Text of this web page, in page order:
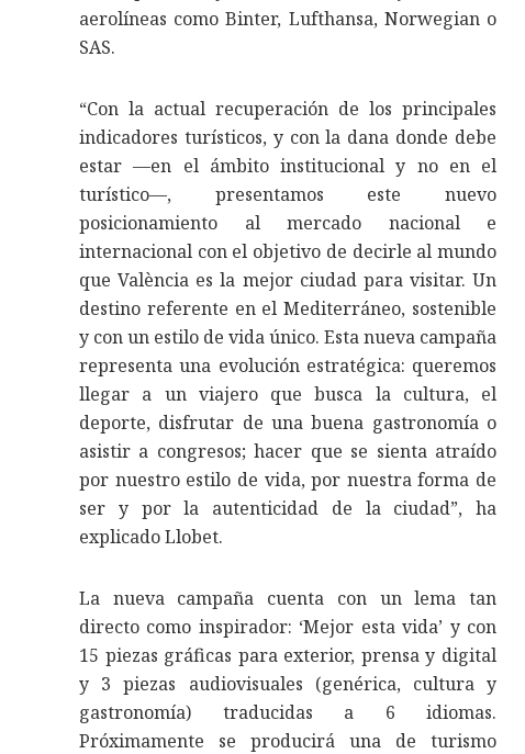
aerolíneas como Binter, Lufthansa, Norwegian o
SAS.
“Con la actual recuperación de los principales
indicadores turísticos, y con la dana donde debe
estar —en el ámbito institucional y no en el
turístico—, presentamos este nuevo
posicionamiento al mercado nacional e
internacional con el objetivo de decirle al mundo
que València es la mejor ciudad para visitar. Un
destino referente en el Mediterráneo, sostenible
y con un estilo de vida único. Esta nueva campaña
representa una evolución estratégica: queremos
llegar a un viajero que busca la cultura, el
deporte, disfrutar de una buena gastronomía o
asistir a congresos; hacer que se sienta atraído
por nuestro estilo de vida, por nuestra forma de
ser y por la autenticidad de la ciudad”, ha
explicado Llobet.
La nueva campaña cuenta con un lema tan
directo como inspirador: ‘Mejor esta vida’ y con
15 piezas gráficas para exterior, prensa y digital
y 3 piezas audiovisuales (genérica, cultura y
gastronomía) traducidas a 6 idiomas.
Próximamente se producirá una de turismo